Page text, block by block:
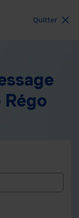
Quitter
Régo